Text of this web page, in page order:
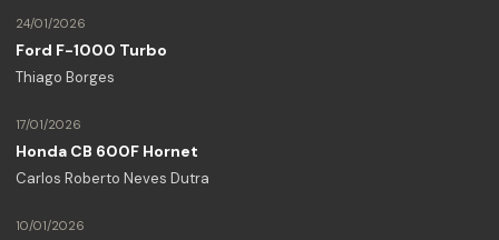
24/01/2026
Ford F-1000 Turbo
Thiago Borges
17/01/2026
Honda CB 600F Hornet
Carlos Roberto Neves Dutra
10/01/2026